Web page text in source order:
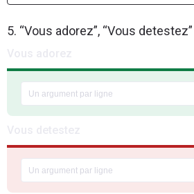
5. “Vous adorez”, “Vous